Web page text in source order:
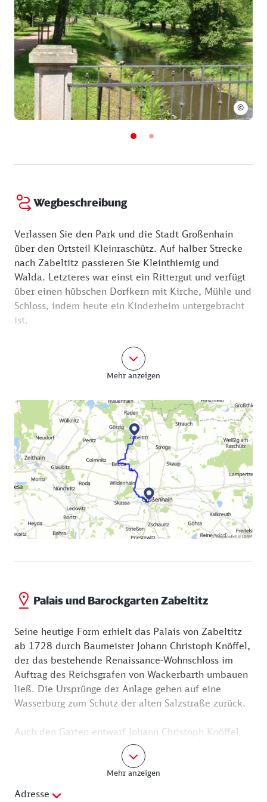
Spitzengeschwindigkeiten von bis zu 250 km/h über
Großenhain und seinen Stadtpark hinweg und
richtete immensen Schaden an. Heute ist die Anlage
nach historischem Vorbild wiederhergestellt und
präsentiert sich im neuen Glanz. Wie zerbrechlich
die Idylle sein kann, daran erinnert ein
Tornadodenkmal, das 2012 im Park errichtet wurde.
©
Wegbeschreibung
Verlassen Sie den Park und die Stadt Großenhain
über den Ortsteil Kleinraschütz. Auf halber Strecke
nach Zabeltitz passieren Sie Kleinthiemig und
Walda. Letzteres war einst ein Rittergut und verfügt
über einen hübschen Dorfkern mit Kirche, Mühle und
Schloss, indem heute ein Kinderheim untergebracht
ist.
Der Schlosspark ist frei zugänglich und einen
Abstecher wert. Etwas außerhalb des Nachbarortes
Bauda führt Sie der Weg an einer Wassermühle
liegen. Anfang des 20. Jahrhunderts wurde die
Baudaer Mühle jedoch umgebaut und vergrößert. Sie
ist noch heute in Betrieb.
In dem kleinen Waldstück, das Sie als Nächstes
erreichen, überqueren Sie das Flüsschen Röder, das
sich hier an einem Wehr gabelt.
Folgen Sie dem Wanderweg, der Sie bald aus dem
Wald heraus und direkt zum Palais und Barockgarten
Mehr anzeigen
Palais und Barockgarten Zabeltitz
Seine heutige Form erhielt das Palais von Zabeltitz
ab 1728 durch Baumeister Johann Christoph Knöffel,
der das bestehende Renaissance-Wohnschloss im
Auftrag des Reichsgrafen von Wackerbarth umbauen
ließ. Die Ursprünge der Anlage gehen auf eine
Wasserburg zum Schutz der alten Salzstraße zurück.
Auch den Garten entwarf Johann Christoph Knöffel
ab 1728. Die Anlage ist streng symmetrisch
angelegt. Alleen und Heckensäume, kleine Wäldchen
und Rondelle mit Sandsteinskulpturen laden zum
Lustwandeln ein – ganz, wie es einst die sächsischen
Mehr anzeigen
Adresse